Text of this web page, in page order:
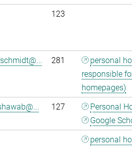
123
281
personal
responsible
homepages)
127
Personal
Google
personal